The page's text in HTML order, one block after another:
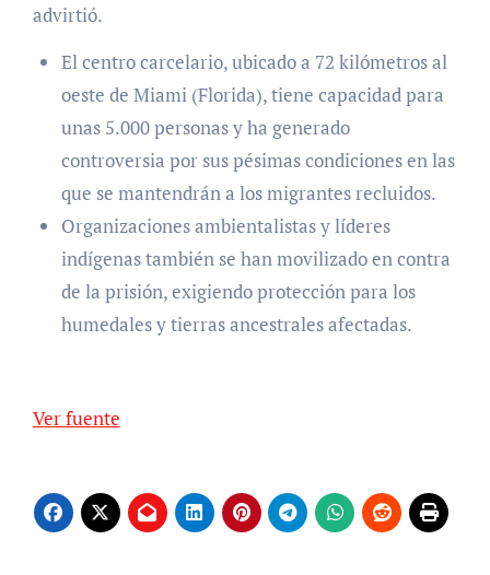
advirtió.
El centro carcelario, ubicado a 72 kilómetros al
oeste de Miami (Florida), tiene capacidad para
unas 5.000 personas y ha generado
controversia por sus pésimas condiciones en las
que se mantendrán a los migrantes recluidos.
Organizaciones ambientalistas y líderes
indígenas también se han movilizado en contra
de la prisión, exigiendo protección para los
humedales y tierras ancestrales afectadas.
Ver fuente